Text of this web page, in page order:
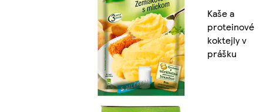
Kaše a
proteinové
koktejly v
prášku